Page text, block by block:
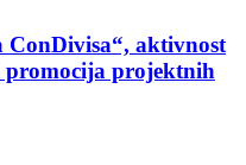
aktivnost
promocija projektnih